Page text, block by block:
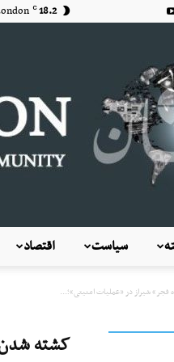
18.2
C
اقتصاد سیاست
شیراز در «عملیات امنیتی»؛...
کشته شدن